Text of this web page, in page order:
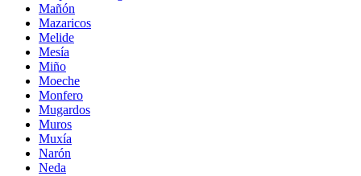
Mañón
Mazaricos
Melide
Mesía
Miño
Moeche
Monfero
Mugardos
Muros
Muxía
Narón
Neda